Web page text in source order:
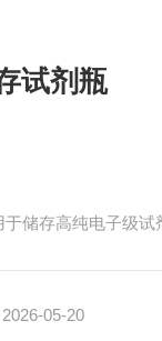
试剂瓶
储存高纯电子级试
05-20